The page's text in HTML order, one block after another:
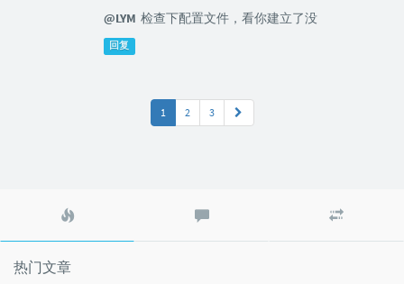
@LYM 检查下配置文件，看你建立了没
回复
1 2 3
文
评
文
热门文章